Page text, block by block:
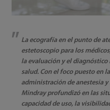
La ecografía en el punto de
estetoscopio para los
la evaluación y el
salud. Con el foco puesto en
administración de anestesia
Mindray profundizó en las
capacidad de uso, la